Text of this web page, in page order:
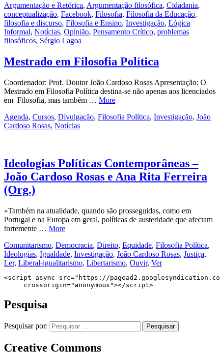
Argumentação e Retórica, Argumentação filosófica, Cidadania,
conceptualização, Facebook, Filosofia, Filosofia da Educação,
filosofia e discurso, Filosofia e Ensino, Investigação, Lógica
Informal, Notícias, Opinião, Pensamento Crítico, problemas
filosóficos, Sérgio Lagoa
Mestrado em Filosofia Política
Coordenador: Prof. Doutor João Cardoso Rosas Apresentação: O
Mestrado em Filosofia Política destina-se não apenas aos licenciados
em Filosofia, mas também … More
Agenda, Cursos, Divulgação, Filosofia Política, Investigação, João
Cardoso Rosas, Notícias
Ideologias Políticas Contemporâneas –
João Cardoso Rosas e Ana Rita Ferreira
(Org.)
«Também na atualidade, quando são prosseguidas, como em
Portugal e na Europa em geral, políticas de austeridade que afectam
fortemente … More
Comunitarismo, Democracia, Direito, Equidade, Filosofia Política,
Ideologias, Igualdade, Investigação, João Cardoso Rosas, Justiça,
Ler, Liberal-igualitarismo, Libertarismo, Ouvir, Ver
<script async src="https://
     crossorigin="anonymous"></script>
Pesquisa
Pesquisar por:
Creative Commons